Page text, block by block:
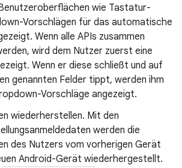
wie Tastatur-
Vorschlägen für das automatische
Wenn alle APIs zusammen
wird dem Nutzer zuerst eine
Wenn er diese schließt und auf
genannten Felder tippt, werden ihm
Vorschläge angezeigt.
wiederherstellen. Mit den
werden die
des Nutzers vom vorherigen Gerät
Android-Gerät wiederhergestellt.